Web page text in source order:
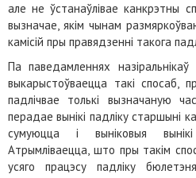
але не ўстанаўлівае канкрэтны
вызначае, якім чынам
камісій пры правядзенні такога
Па паведамленнях
выкарыстоўваецца такі спосаб,
падлічвае толькі вызначаную
перадае вынікі падліку старшыні
сумуюцца і выніковыя
Атрымліваецца, што пры такім
усяго працэсу падліку